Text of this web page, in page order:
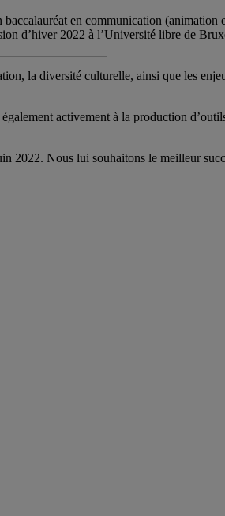
en communication (animation
d’hiver 2022 à l’Université libre de
la diversité culturelle, ainsi que les
activement à la production
2022. Nous lui souhaitons le meilleur